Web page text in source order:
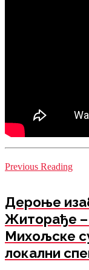
Previous Reading
Дероње
Житорађе –
Михољске
локални